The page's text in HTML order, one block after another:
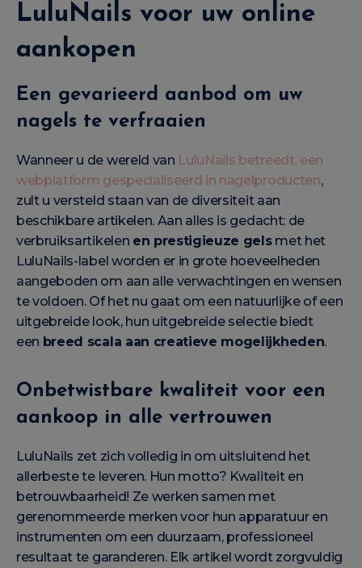
LuluNails voor uw online
aankopen
Een gevarieerd aanbod om uw
nagels te verfraaien
Wanneer u de wereld van LuluNails betreedt, een
webplatform gespecialiseerd in nagelproducten,
zult u versteld staan van de diversiteit aan
beschikbare artikelen. Aan alles is gedacht: de
verbruiksartikelen en prestigieuze gelsmet het
LuluNails-label worden er in grote hoeveelheden
aangeboden om aan alle verwachtingen en wensen
te voldoen. Of het nu gaat om een natuurlijke of een
uitgebreide look, hun uitgebreide selectie biedt
een breed scala aan creatieve mogelijkheden.
Onbetwistbare kwaliteit voor een
aankoop in alle vertrouwen
LuluNails zet zich volledig in om uitsluitend het
allerbeste te leveren. Hun motto? Kwaliteit en
betrouwbaarheid! Ze werken samen met
gerenommeerde merken voor hun apparatuur en
instrumenten om een duurzaam, professioneel
resultaat te garanderen. Elk artikel wordt zorgvuldig